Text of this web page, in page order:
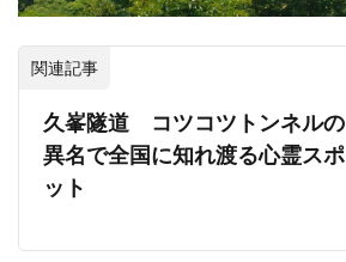
関連記事
久峯隧道 コツコツトンネルの
異名で全国に知れ渡る心霊スポ
ット